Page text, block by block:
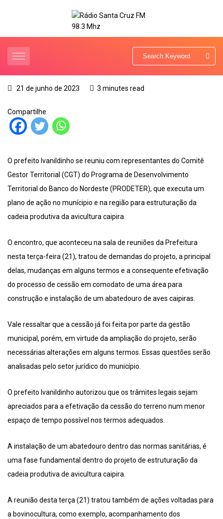
21 de junho de 2023 3 minutes read
Compartilhe
O prefeito Ivanildinho se reuniu com representantes do Comitê
Gestor Territorial (CGT) do Programa de Desenvolvimento
Territorial do Banco do Nordeste (PRODETER), que executa um
plano de ação no munícipio e na região para estruturação da
cadeia produtiva da avicultura caipira.
O encontro, que aconteceu na sala de reuniões da Prefeitura
nesta terça-feira (21), tratou de demandas do projeto, a principal
delas, mudanças em alguns termos e a consequente efetivação
do processo de cessão em comodato de uma área para
construção e instalação de um abatedouro de aves caipiras.
Vale ressaltar que a cessão já foi feita por parte da gestão
municipal, porém, em virtude da ampliação do projeto, serão
necessárias alterações em alguns termos. Essas questões serão
analisadas pelo setor jurídico do município.
O prefeito Ivanildinho autorizou que os trâmites legais sejam
apreciados para a efetivação da cessão do terreno num menor
espaço de tempo possível nos termos adequados.
A instalação de um abatedouro dentro das normas sanitárias, é
uma fase fundamental dentro do projeto de estruturação da
cadeia produtiva de avicultura caipira.
A reunião desta terça (21) tratou também de ações voltadas para
a bovinocultura, como exemplo, acompanhamento dos